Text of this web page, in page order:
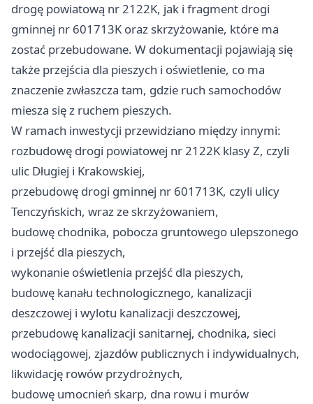
drogę powiatową nr 2122K, jak i fragment drogi
gminnej nr 601713K oraz skrzyżowanie, które ma
zostać przebudowane. W dokumentacji pojawiają się
także przejścia dla pieszych i oświetlenie, co ma
znaczenie zwłaszcza tam, gdzie ruch samochodów
miesza się z ruchem pieszych.
W ramach inwestycji przewidziano między innymi:
rozbudowę drogi powiatowej nr 2122K klasy Z, czyli
ulic Długiej i Krakowskiej,
przebudowę drogi gminnej nr 601713K, czyli ulicy
Tenczyńskich, wraz ze skrzyżowaniem,
budowę chodnika, pobocza gruntowego ulepszonego
i przejść dla pieszych,
wykonanie oświetlenia przejść dla pieszych,
budowę kanału technologicznego, kanalizacji
deszczowej i wylotu kanalizacji deszczowej,
przebudowę kanalizacji sanitarnej, chodnika, sieci
wodociągowej, zjazdów publicznych i indywidualnych,
likwidację rowów przydrożnych,
budowę umocnień skarp, dna rowu i murów